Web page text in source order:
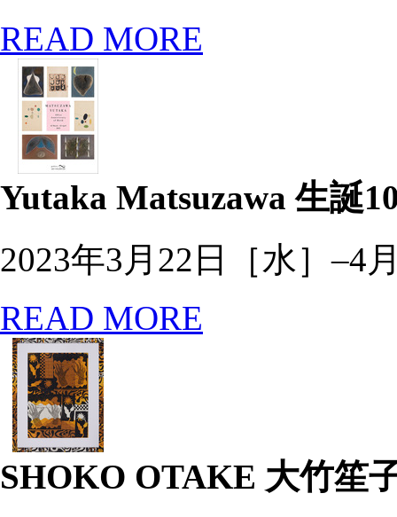
READ MORE
Yutaka Matsuzawa生誕
2023年3月22日［水］–4
READ MORE
SHOKO OTAKE 大竹笙